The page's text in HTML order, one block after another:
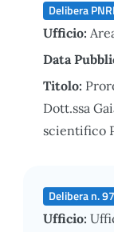
Delibera
Ufficio:
Data
Titolo:
Dott.ssa
scientifico
Delibera n.
Ufficio: